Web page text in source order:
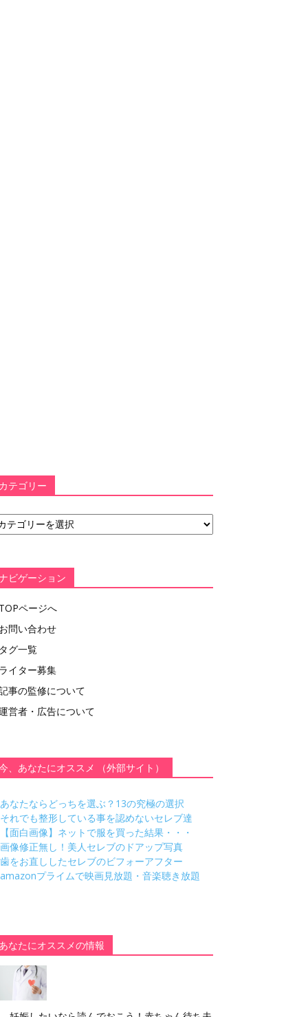
カテゴリー
ビゲーション
TOPページへ
お問い合わせ
タグ一覧
ライター募集
事の監修について
営者・広告について
、あなたにオススメ （外部サイト）
あなたならどっちを選ぶ？13の究極の選択
それでも整形している事を認めないセレブ達
【面白画像】ネットで服を買った結果・・・
画像修正無し！美人セレブのドアップ写真
歯をお直ししたセレブのビフォーアフター
amazonプライムで映画見放題・音楽聴き放題
あなたにオススメの情報